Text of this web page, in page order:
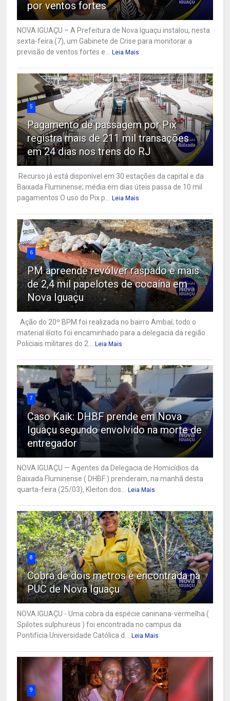
por ventos fortes
NOVA IGUAÇU – A Prefeitura de Nova Iguaçu instalou, nesta
sexta-feira (7), um Gabinete de Crise para monitorar a
previsão de ventos fortes e...
Leia Mais
5
Pagamento de passagem por Pix
registra mais de 211 mil transações
em 24 dias nos trens do RJ
Recurso já está disponível em 30 estações da capital e da
Baixada Fluminense; média em dias úteis passa de 10 mil
pagamentos O uso do Pix p...
Leia Mais
6
PM apreende revólver raspado e mais
de 2,4 mil papelotes de cocaína em
Nova Iguaçu
Ação do 20º BPM foi realizada no bairro Ambaí; todo o
material ilícito foi encaminhado para a delegacia da região
Policiais militares do 2...
Leia Mais
7
Caso Kaik: DHBF prende em Nova
Iguaçu segundo envolvido na morte de
entregador
NOVA IGUAÇU — Agentes da Delegacia de Homicídios da
Baixada Fluminense ( DHBF ) prenderam, na manhã desta
quarta-feira (25/03), Kleiton dos...
Leia Mais
8
Cobra de dois metros é encontrada na
PUC de Nova Iguaçu
NOVA IGUAÇU - Uma cobra da espécie caninana-vermelha (
Spilotes sulphureus ) foi encontrada no campus da
Pontifícia Universidade Católica d...
Leia Mais
9